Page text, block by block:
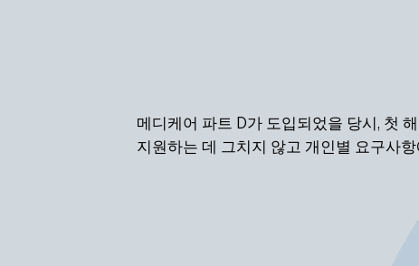
메디케어 파트 D가 도입되었을 당시, 첫
지원하는 데 그치지 않고 개인별 요구사